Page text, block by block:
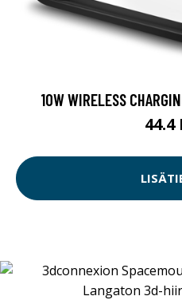
10W WIRELESS
44.4